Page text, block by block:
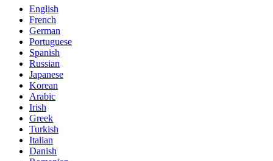
English
French
German
Portuguese
Spanish
Russian
Japanese
Korean
Arabic
Irish
Greek
Turkish
Italian
Danish